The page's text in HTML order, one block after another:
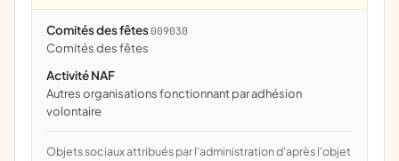
Comités des fêtes 009030
comités des fêtes
Activité NAF
Autres organisations fonctionnant par adhésion
volontaire
Objets sociaux attribués par l'administration d'après l'objet